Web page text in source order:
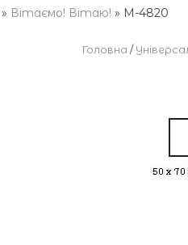
» Вітаємо! Вітаю! » М-4820
Головна /